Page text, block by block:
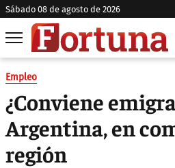
sábado 08 de agosto de 2026
Empleo
¿Conviene
Argentina, en
región